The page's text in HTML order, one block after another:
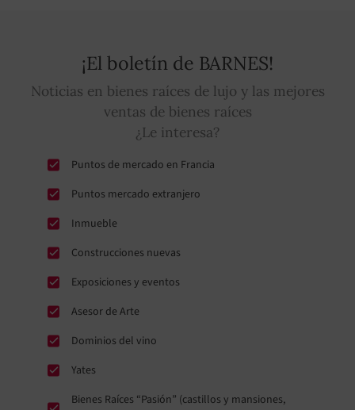
¡El boletín de BARNES!
Noticias en bienes raíces de lujo y las mejores
ventas de bienes raíces
¿Le interesa?
Puntos de mercado en Francia
Puntos mercado extranjero
Inmueble
Construcciones nuevas
Exposiciones y eventos
Asesor de Arte
Dominios del vino
Yates
Bienes Raíces “Pasión” (castillos y mansiones,